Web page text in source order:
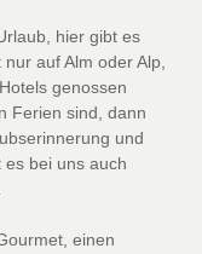
hier gibt es
auf Alm oder Alp,
genossen
Ferien sind, dann
und
bei uns auch
einen